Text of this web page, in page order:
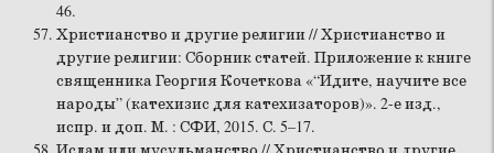
46.
Христианство и другие религии // Христианство и
другие религии: Сборник статей. Приложение к книге
священника Георгия Кочеткова «“Идите, научите все
народы” (катехизис для катехизаторов)». 2-е изд.,
испр. и доп. М. : СФИ, 2015. С. 5–17.